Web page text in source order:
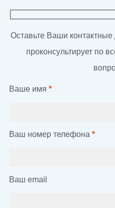
Оставьте Ваши
проконсультирует по
Ваше имя *
Ваш номер телефона *
Ваш email